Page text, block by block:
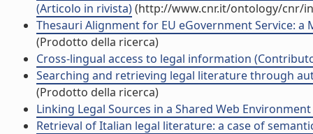
(Articolo in rivista)(http://www.cnr.it/ontology/cnr/
Thesauri Alignment for EU eGovernment Service:
(Prodotto della ricerca)
Cross-lingual access to legal information
Searching and retrieving legal literature through
(Prodotto della ricerca)
Linking Legal Sources in a Shared Web
Retrieval of Italian legal literature: a case of